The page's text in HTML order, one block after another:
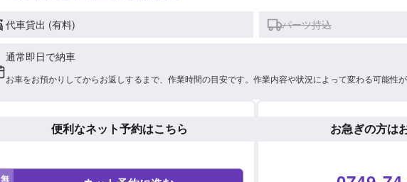
代車貸出 (有料) パーツ持込
通常即日で納車
お車をお預かりしてからお返しするまで、作業時間の目安です。作業内容や状況によって変わる可能性が
便利なネット予約はこちら
無
お急ぎの方は